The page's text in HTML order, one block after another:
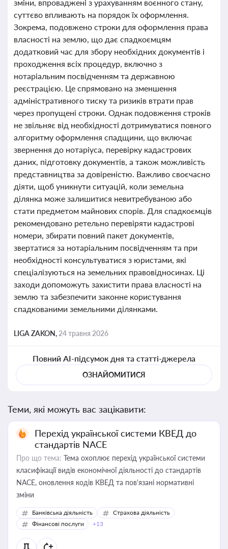
зміни, впроваджені з урахуванням воєнного стану,
суттєво впливають на порядок їх оформлення.
Зокрема, подовжено строки для оформлення права
власності на землю, що дає спадкоємцям
додатковий час для збору необхідних документів і
проходження всіх процедур, включно з
нотаріальним посвідченням та державною
реєстрацією. Це спрямовано на зменшення
адміністративного тиску та ризиків втрати прав
через пропущені строки. Однак подовження строків
не звільняє від необхідності дотримуватися повного
алгоритму оформлення спадщини, що включає
звернення до нотаріуса, перевірку кадастрових
даних, підготовку документів, а також можливість
представництва за довіреністю. Важливо своєчасно
діяти, щоб уникнути ситуацій, коли земельна
ділянка може залишитися невитребуваною або
стати предметом майнових спорів. Для спадкоємців
рекомендовано ретельно перевіряти кадастрові
номери, збирати повний пакет документів,
звертатися за нотаріальним посвідченням та при
необхідності консультуватися з юристами, які
спеціалізуються на земельних правовідносинах. Ці
заходи допоможуть захистити права власності на
землю та забезпечити законне користування
спадкованими земельними ділянками.
LIGA ZAKON, 24 травня 2026
Повний AI-підсумок дня та статті-джерела
ОЗНАЙОМИТИСЯ
Теми, які можуть вас зацікавити:
Перехід української системи КВЕД до
стандартів NACE
Про що тема: Тема охоплює перехід української системи
класифікації видів економічної діяльності до стандартів
NACE, оновлення кодів КВЕД та пов'язані нормативні
зміни
Банківська діяльність
Страхова діяльність
Фінансові послуги
+13